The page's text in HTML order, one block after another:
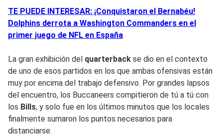
TE PUEDE INTERESAR: ¡Conquistaron el Bernabéu!
Dolphins derrota a Washington Commanders en el
primer juego de NFL en España
La gran exhibición del quarterback se dio en el contexto
de uno de esos partidos en los que ambas ofensivas están
muy por encima del trabajo defensivo. Por grandes lapsos
del encuentro, los Buccaneers compitieron de tú a tú con
los Bills, y solo fue en los últimos minutos que los locales
finalmente sumaron los puntos necesarios para
distanciarse.